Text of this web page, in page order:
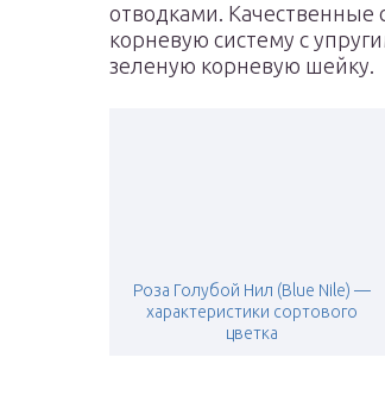
отводками.
корневую систему с
зеленую корневую шейку.
Роза Голубой Нил (Blue Nile) —
характеристики сортового
цветка